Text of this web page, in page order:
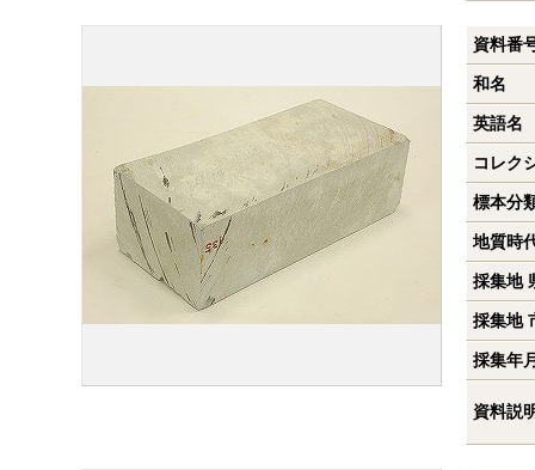
資料番
和名
英語名
コレク
標本分
地質時
採集地
採集地
採集年
資料説